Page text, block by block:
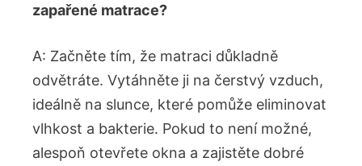
zapařené matrace?
A: Začněte tím, že matraci důkladně
odvětráte. Vytáhněte ji na čerstvý vzduch,
ideálně na slunce, které pomůže eliminovat
vlhkost a bakterie. Pokud to není možné,
alespoň otevřete okna a zajistěte dobré